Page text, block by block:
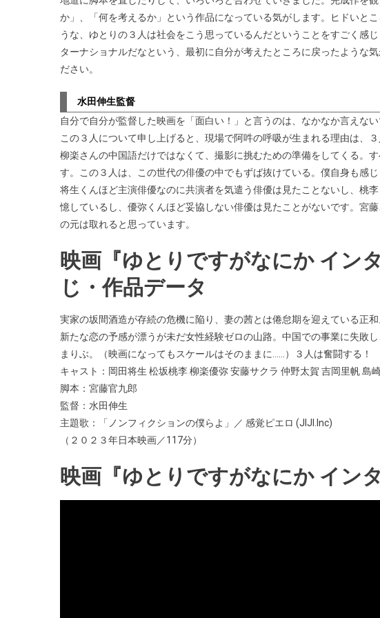
か」、「何を考えるか」という作品になっている気がします。ヒドいと
うな、ゆとりの３人は社会をこう思っているんだということをすごく感
ターナショナルだなという、最初に自分が考えたところに戻ったような
ださい。
水田伸生監督
自分で自分が監督した映画を「面白い！」と言うのは、なかなか言えな
この３人について申し上げると、現場で阿吽の呼吸が生まれる理由は、
柳楽さんの中国語だけではなくて、撮影に挑むための準備をしてくる。
す。この３人は、この世代の俳優の中でもずば抜けている。僕自身も感
将生くんほど主演俳優なのに共演者を気遣う俳優は見たことないし、桃
憶しているし、優弥くんほど妥協しない俳優は見たことがないです。宮
の元は取れると思っています。
映画『ゆとりですがなにか イン
じ・作品データ
実家の坂間酒造が存続の危機に陥り、妻の茜とは倦怠期を迎えている正
新たな恋の予感が漂うが未だ女性経験ゼロの山路。中国での事業に失敗
まりぶ。（映画になってもスケールはそのままに……）３人は奮闘する！
キャスト：岡田将生 松坂桃李 柳楽優弥 安藤サクラ 仲野太賀 吉岡里帆 島
脚本：宮藤官九郎
監督：水田伸生
主題歌：「ノンフィクションの僕らよ」／ 感覚ピエロ (JIJI.Inc)
（２０２３年日本映画／117分）
映画『ゆとりですがなにか イン